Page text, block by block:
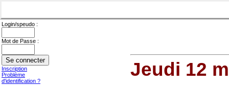
Login/speudo :
Mot de Passe :
Inscription
Problème
d'identification ?
Jeudi 12